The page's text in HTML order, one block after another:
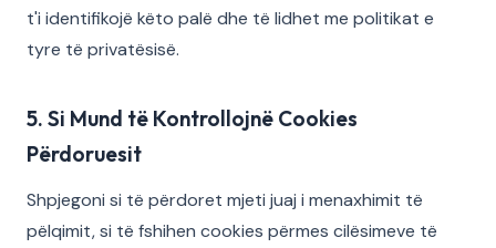
t'i identifikojë këto palë dhe të lidhet me politikat e
tyre të privatësisë.
5. Si Mund të Kontrollojnë Cookies
Përdoruesit
Shpjegoni si të përdoret mjeti juaj i menaxhimit të
pëlqimit, si të fshihen cookies përmes cilësimeve të